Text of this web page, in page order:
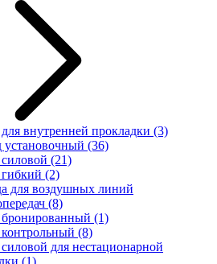
внутренней прокладки (3)
установочный (36)
(21)
(2)
для воздушных линий
(8)
бронированный (1)
(8)
для нестационарной
(1)